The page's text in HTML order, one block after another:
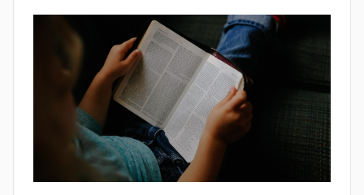
municipale
Lyon